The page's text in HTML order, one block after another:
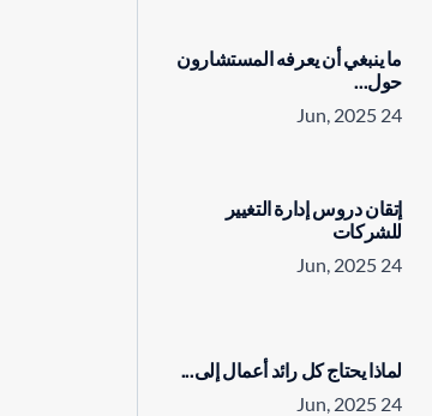
ما ينبغي أن يعرفه المستشارون
حول...
24 Jun, 2025
إتقان دروس إدارة التغيير
للشركات
24 Jun, 2025
لماذا يحتاج كل رائد أعمال إلى...
24 Jun, 2025